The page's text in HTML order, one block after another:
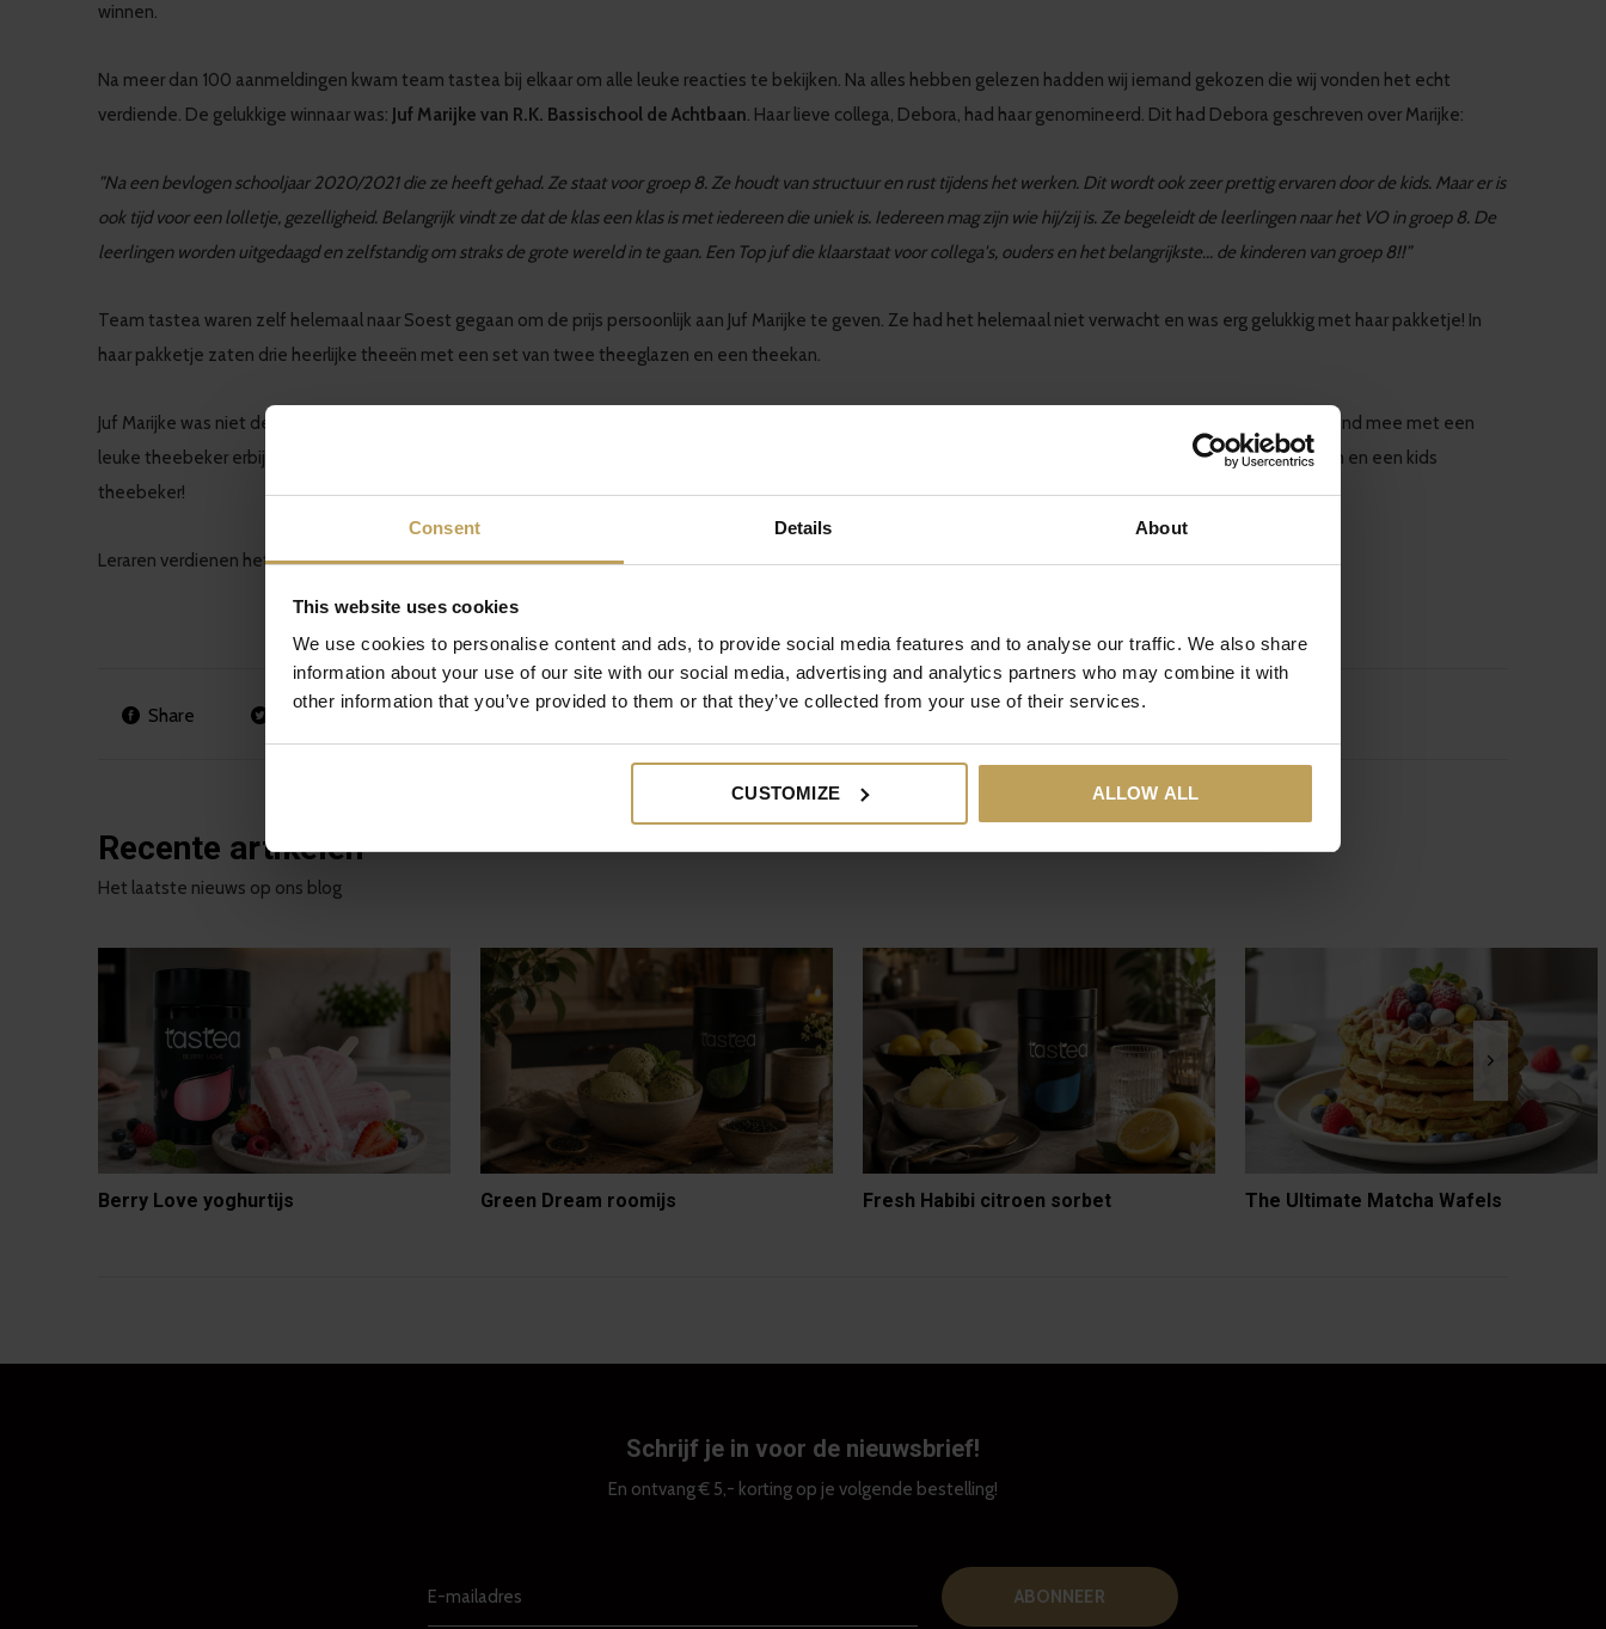
Consent Details About
This website uses cookies
We use cookies to personalise content and ads, to provide social media features and to analyse our traffic. We also share
information about your use of our site with our social media, advertising and analytics partners who may combine it with
other information that you’ve provided to them or that they’ve collected from your use of their services.
CUSTOMIZE ALLOW ALL
winnen.
Na meer dan 100 aanmeldingen kwam team tastea bij elkaar om alle leuke reacties te bekijken. Na alles hebben gelezen hadden wij iemand gekozen die wij vonden het echt
verdiende. De gelukkige winnaar was: Juf Marijke van R.K. Bassischool de Achtbaan. Haar lieve collega, Debora, had haar genomineerd. Dit had Debora geschreven over Marijke:
”Na een bevlogen schooljaar 2020/2021 die ze heeft gehad. Ze staat voor groep 8. Ze houdt van structuur en rust tijdens het werken. Dit wordt ook zeer prettig ervaren door de kids. Maar er is
ook tijd voor een lolletje, gezelligheid. Belangrijk vindt ze dat de klas een klas is met iedereen die uniek is. Iedereen mag zijn wie hij/zij is. Ze begeleidt de leerlingen naar het VO in groep 8. De
leerlingen worden uitgedaagd en zelfstandig om straks de grote wereld in te gaan. Een Top juf die klaarstaat voor collega's, ouders en het belangrijkste... de kinderen van groep 8!!”
Team tastea waren zelf helemaal naar Soest gegaan om de prijs persoonlijk aan Juf Marijke te geven. Ze had het helemaal niet verwacht en was erg gelukkig met haar pakketje! In
haar pakketje zaten drie heerlijke theeën met een set van twee theeglazen en een theekan.
Juf Marijke was niet de enige die wat kreeg. Ook de andere leraren werden natuurlijk lekker verwend, het is natuurlijk de dag van de leraar. Zij kregen een thee blend mee met een
leuke theebeker erbij. Naast de leraren heeft de klas van Juf Marijke, groep 8, ook cadeautjes gekregen. De kinderen kregen allemaal één van onze kindertheeën en een kids
theebeker!
Leraren verdienen het om in het zonnetje gezet te worden het hele jaar door!
Share Tweet Pin it
Recente artikelen
Het laatste nieuws op ons blog
Berry Love yoghurtijs Green Dream roomijs Fresh Habibi citroen sorbet The Ultimate Matcha Wafels
Schrijf je in voor de nieuwsbrief!
En ontvang € 5,- korting op je volgende bestelling!
ABONNEER